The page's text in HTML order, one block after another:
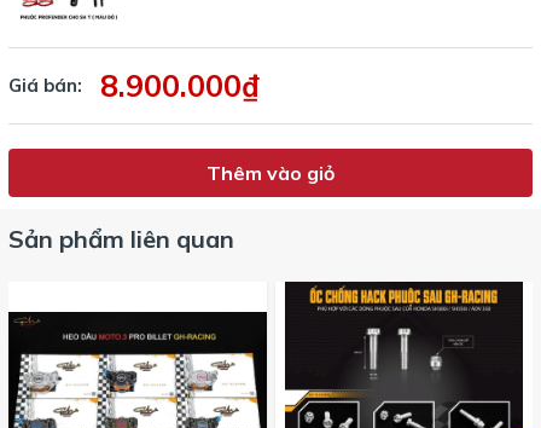
Giá bán: 8.900.000₫
Thêm vào giỏ
Sản phẩm liên quan